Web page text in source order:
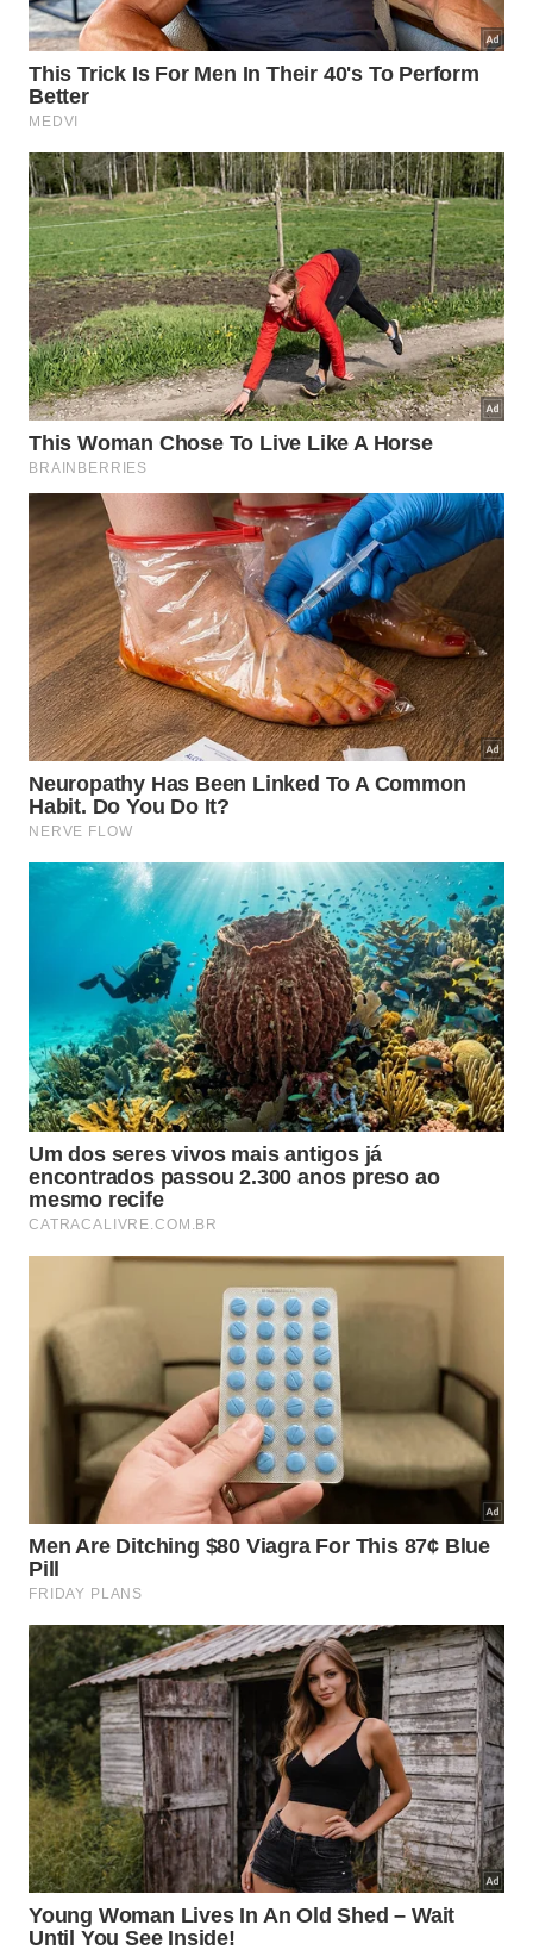
A saúde da planta começa pelo
vaso
Use recipiente com furos, camada drenante
e substrato leve para evitar raízes
encharcadas.
Regue apenas quando a superfície do solo
começar a secar ao toque.
O vaso precisa ter boa drenagem, porque a dama-
da-noite não reage bem ao encharcamento
contínuo. Uma mistura leve, com matéria orgânica e
material drenante, ajuda a manter raízes saudáveis e
favorececrescimento
Para manter o cultivo simples, siga estes cuidados:
Use vaso médio ou grande, sempre com furos no
Mantenha a planta em local claro, com sol suave
ou luz filtrada.
Regue quando o substrato começar a secar na
superfície.
Evite prato com água acumulada depois da rega.
O melhor ponto é uma varanda clara, ventilada e
protegida do sol mais forte da tarde. - Imagem gerada
por IA
Quando e como podar a dama-da-
noite?
A poda ajuda a controlar o tamanho do arbusto, que